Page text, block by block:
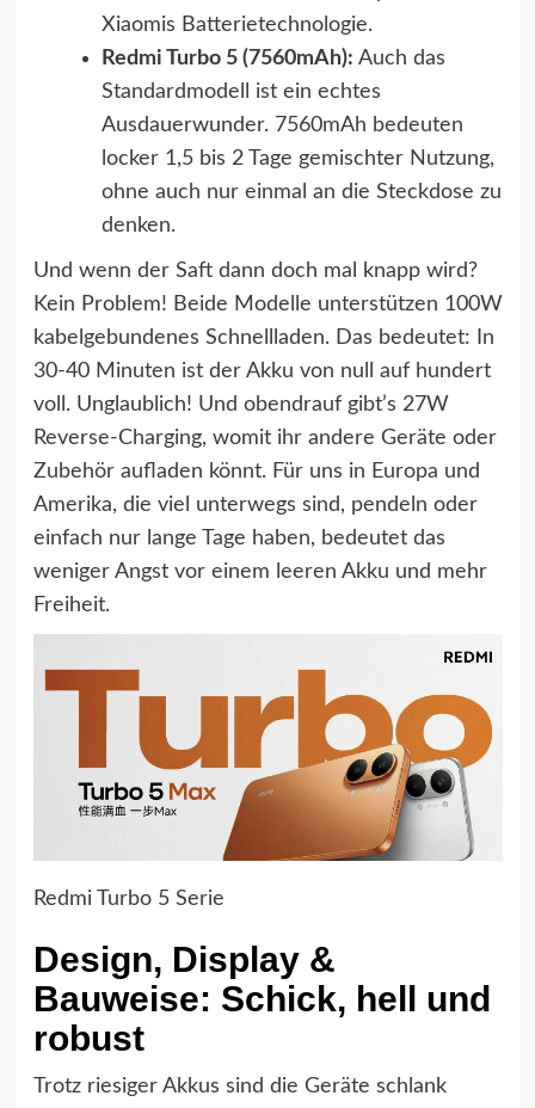
Xiaomis Batterietechnologie.
Redmi Turbo 5 (7560mAh): Auch das
Standardmodell ist ein echtes
Ausdauerwunder. 7560mAh bedeuten
locker 1,5 bis 2 Tage gemischter Nutzung,
ohne auch nur einmal an die Steckdose zu
denken.
Und wenn der Saft dann doch mal knapp wird?
Kein Problem! Beide Modelle unterstützen 100W
kabelgebundenes Schnellladen. Das bedeutet: In
30-40 Minuten ist der Akku von null auf hundert
voll. Unglaublich! Und obendrauf gibt’s 27W
Reverse-Charging, womit ihr andere Geräte oder
Zubehör aufladen könnt. Für uns in Europa und
Amerika, die viel unterwegs sind, pendeln oder
einfach nur lange Tage haben, bedeutet das
weniger Angst vor einem leeren Akku und mehr
Freiheit.
Redmi Turbo 5 Serie
Design, Display &
Bauweise: Schick, hell und
robust
Trotz riesiger Akkus sind die Geräte schlank